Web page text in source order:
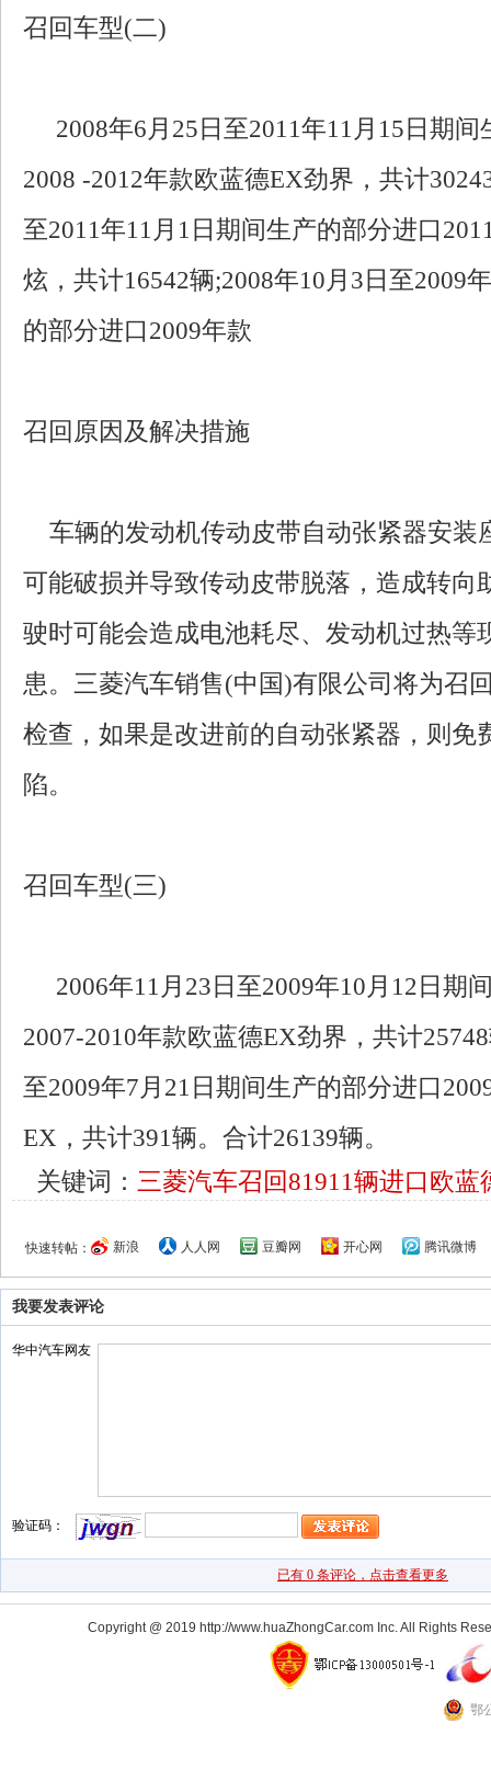
召回车型(二)
2008年6月25日至2011年11月15日期间
2008 -2012年款欧蓝德EX劲界，共计
至2011年11月1日期间生产的部分进口
炫，共计16542辆;2008年10月3日至2009
的部分进口2009年款
召回原因及解决措施
车辆的发动机传动皮带自动张紧器安装
可能破损并导致传动皮带脱落，造成转向
驶时可能会造成电池耗尽、发动机过热等
患。三菱汽车销售(中国)有限公司将为召
检查，如果是改进前的自动张紧器，则免
陷。
召回车型(三)
2006年11月23日至2009年10月12日期
2007-2010年款欧蓝德EX劲界，共计
至2009年7月21日期间生产的部分进口
EX，共计391辆。合计26139辆。
关键词： 三菱汽车召回81911辆进口欧蓝
快速转帖： 新浪 人人网 豆瓣网 开心网 腾讯微博
我要发表评论
Copyright @ 2019 http://www.huaZhongCar.com Inc. All Rights
鄂